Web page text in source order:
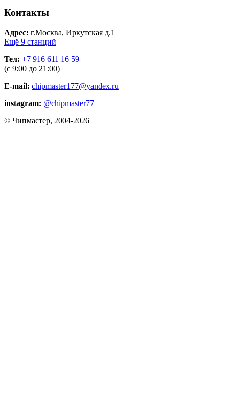
Контакты
Адрес: г.Москва, Иркутская д.1
Ещё 9 станций
Тел: +7 916 611 16 59
(с 9:00 до 21:00)
E-mail: chipmaster177@yandex.ru
instagram: @chipmaster77
© Чипмастер, 2004-2026